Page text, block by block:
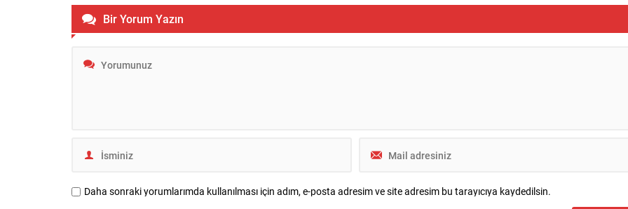
Bir Yorum Yazın
Daha sonraki yorumlarımda kullanılması için adım, e-posta adresim ve site adresim bu tarayıcıya kaydedilsin.